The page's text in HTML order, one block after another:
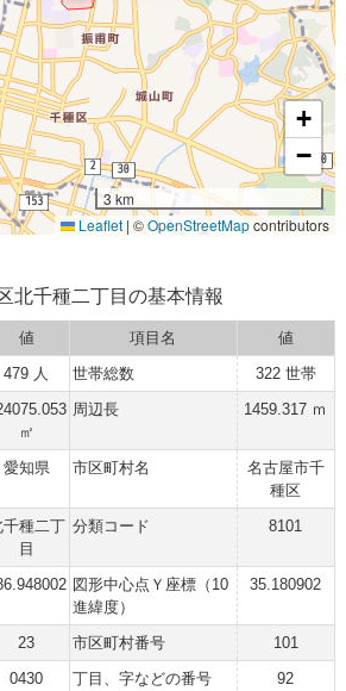
+
−
3 km
Leaflet | ©OpenStreetMapcontributors
北千種二丁目の基本情報
値 項目名
値
479 人 世帯総数
322 世帯
㎡
周辺長 1459.317 ｍ
愛知県 市区町村名
名古屋市千
種区
千種二丁
目
分類コード 8101
図形中心点Ｙ座標（10
進緯度）
35.180902
23 市区町村番号
101
0430 丁目、字などの番号
92